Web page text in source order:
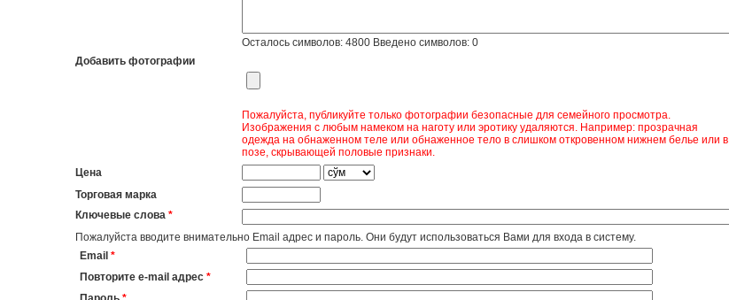
Осталось символов: 4800Введено символов: 0
Добавить фотографии
Пожалуйста, публикуйте только фотографии безопасные для семейного просмотра.
Изображения с любым намеком на наготу или эротику удаляются. Например: прозрачная
одежда на обнаженном теле или обнаженное тело в слишком откровенном нижнем белье или в
позе, скрывающей половые признаки.
Цена
Торговая марка
Ключевые слова *
Пожалуйста вводите внимательно Email адрес и пароль. Они будут использоваться Вами для входа в систему.
Email *
Повторите e-mail адрес *